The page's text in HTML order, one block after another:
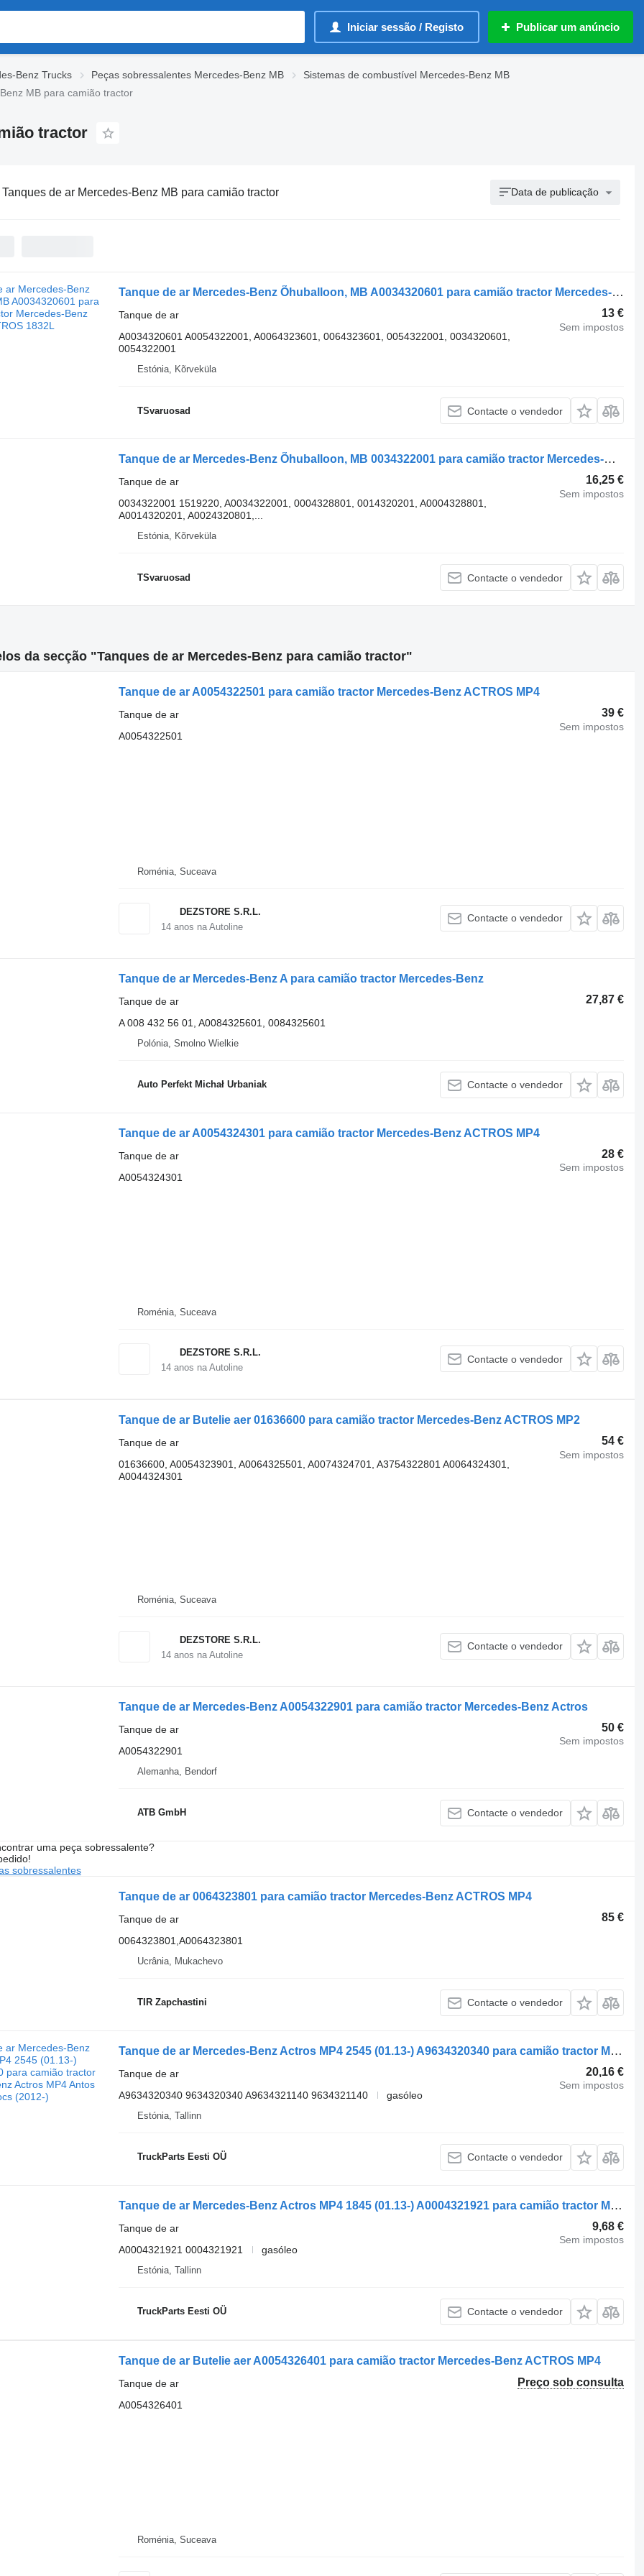
Iniciar sessão / Registo Publicar um anúncio
Benz Trucks Peças sobressalentes Mercedes-Benz MB
Sistemas de combustível Mercedes-Benz MB
MB para camião tractor
tractor
Tanques de ar Mercedes-Benz MB para camião tractor Data de publicação
Tanque de ar Mercedes-Benz Õhuballoon, MB A0034320601 para camião tractor Mercedes-Benz ACTROS 1832L
13 €
Sem impostos
Tanque de ar
A0034320601 A0054322001, A0064323601, 0064323601, 0054322001, 0034320601,
0054322001
Estónia, Kõrveküla
TSvaruosad Contacte o vendedor
Tanque de ar Mercedes-Benz Õhuballoon, MB 0034322001 para camião tractor Mercedes-Benz ACTROS 1832L
16,25 €
Sem impostos
Tanque de ar
0034322001 1519220, A0034322001, 0004328801, 0014320201, A0004328801,
A0014320201, A0024320801,...
Estónia, Kõrveküla
TSvaruosad Contacte o vendedor
da secção "Tanques de ar Mercedes-Benz para camião tractor"
Tanque de ar A0054322501 para camião tractor Mercedes-Benz ACTROS MP4
39 €
Sem impostos
Tanque de ar
A0054322501
Roménia, Suceava
DEZSTORE S.R.L.
14anos na Autoline
Contacte o vendedor
Tanque de ar Mercedes-Benz A para camião tractor Mercedes-Benz
27,87 €
Tanque de ar
A 008 432 56 01, A0084325601, 0084325601
Polónia, Smolno Wielkie
Auto Perfekt Michał Urbaniak Contacte o vendedor
Tanque de ar A0054324301 para camião tractor Mercedes-Benz ACTROS MP4
28 €
Sem impostos
Tanque de ar
A0054324301
Roménia, Suceava
DEZSTORE S.R.L.
14anos na Autoline
Contacte o vendedor
Tanque de ar Butelie aer 01636600 para camião tractor Mercedes-Benz ACTROS MP2
54 €
Sem impostos
Tanque de ar
01636600, A0054323901, A0064325501, A0074324701, A3754322801 A0064324301,
A0044324301
Roménia, Suceava
DEZSTORE S.R.L.
14anos na Autoline
Contacte o vendedor
Tanque de ar Mercedes-Benz A0054322901 para camião tractor Mercedes-Benz Actros
50 €
Sem impostos
Tanque de ar
A0054322901
Alemanha, Bendorf
ATB GmbH Contacte o vendedor
uma peça sobressalente?
sobressalentes
Tanque de ar 0064323801 para camião tractor Mercedes-Benz ACTROS MP4
85 €
Tanque de ar
0064323801,A0064323801
Ucrânia, Mukachevo
TIR Zapchastini Contacte o vendedor
Tanque de ar Mercedes-Benz Actros MP4 2545 (01.13-) A9634320340 para camião tractor Mercedes-Benz Actros MP4 Antos Arocs (2012-)
20,16 €
Sem impostos
Tanque de ar
A9634320340 9634320340 A9634321140 9634321140
gasóleo
Estónia, Tallinn
TruckParts Eesti OÜ Contacte o vendedor
Tanque de ar Mercedes-Benz Actros MP4 1845 (01.13-) A0004321921 para camião tractor Mercedes-Benz Actros MP4 Antos Arocs (2012-)
9,68 €
Sem impostos
Tanque de ar
A0004321921 0004321921
gasóleo
Estónia, Tallinn
TruckParts Eesti OÜ Contacte o vendedor
Tanque de ar Butelie aer A0054326401 para camião tractor Mercedes-Benz ACTROS MP4
Preço sob consulta
Tanque de ar
A0054326401
Roménia, Suceava